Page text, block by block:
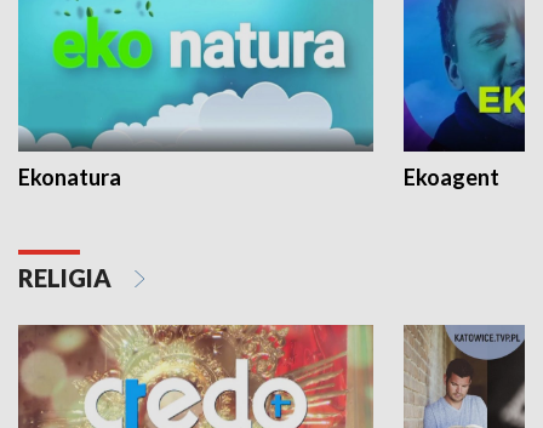
Ekonatura Ekoagent
RELIGIA